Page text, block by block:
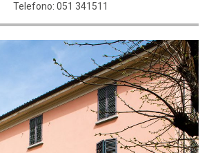
Telefono: 051 341511